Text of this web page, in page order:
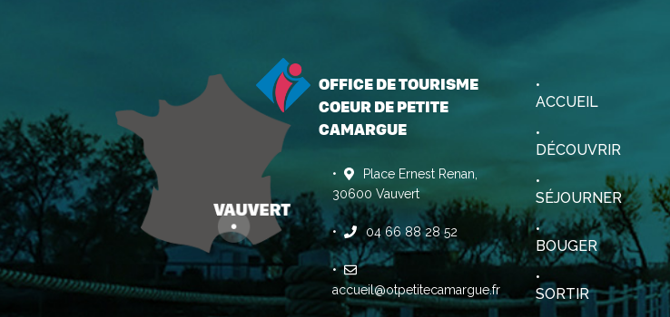
OFFICE DE TOURISME
COEUR DE PETITE
CAMARGUE
Place Ernest Renan,
30600 Vauvert
04 66 88 28 52
accueil@otpetitecamargue.fr
ACCUEIL
DÉCOUVRIR
SÉJOURNER
BOUGER
SORTIR